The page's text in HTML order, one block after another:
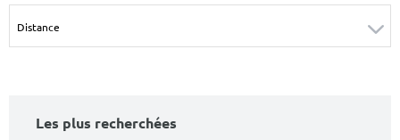
m² m²
Les plus recherchées